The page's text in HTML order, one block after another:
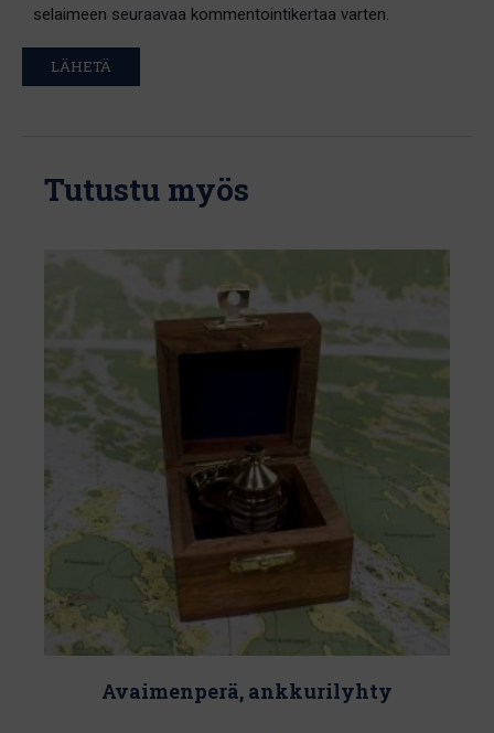
selaimeen seuraavaa kommentointikertaa varten.
Tutustu myös
Avaimenperä, ankkurilyhty